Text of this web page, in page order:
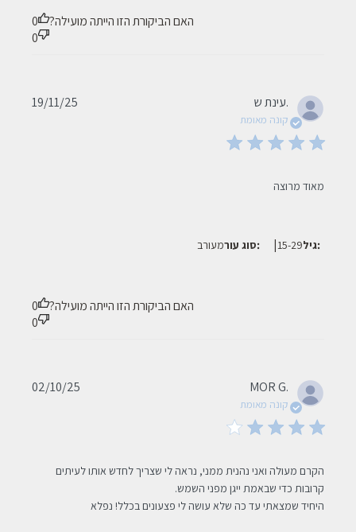
האם הביקורת הזו הייתה מועילה?
0
0
עינת ש.
קונה מאומת
מאוד מרוצה
read more about review content
גיל: 15-29
| סוג עור: מעורב
Published
19/11/25
האם הביקורת הזו הייתה מועילה?
0
0
MOR G.
קונה מאומת
היחיד שמצאתי עד כה שלא עושה לי פצעונים בכלל! נפלא
read more about review content הקרם מעולה ואני נהנית ממני,
Published
02/10/25